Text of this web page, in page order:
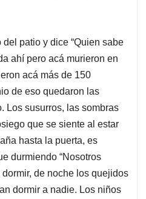
patio y dice “Quien sabe
ahí pero acá murieron en
acá más de 150
de eso quedaron las
Los susurros, las sombras
que se siente al estar
hasta la puerta, es
durmiendo “Nosotros
de noche los quejidos
dormir a nadie. Los niños